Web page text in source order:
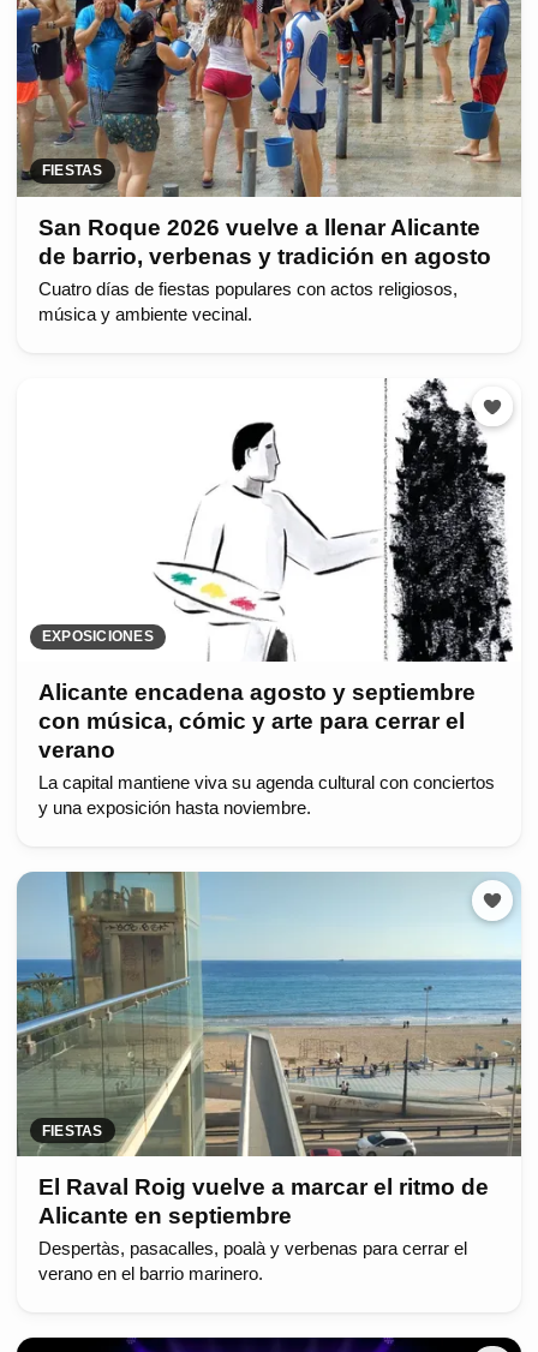
FIESTAS
San Roque 2026 vuelve a llenar Alicante
de barrio, verbenas y tradición en agosto
Cuatro días de fiestas populares con actos religiosos,
música y ambiente vecinal.
EXPOSICIONES
Alicante encadena agosto y septiembre
con música, cómic y arte para cerrar el
verano
La capital mantiene viva su agenda cultural con conciertos
y una exposición hasta noviembre.
FIESTAS
El Raval Roig vuelve a marcar el ritmo de
Alicante en septiembre
Despertàs, pasacalles, poalà y verbenas para cerrar el
verano en el barrio marinero.